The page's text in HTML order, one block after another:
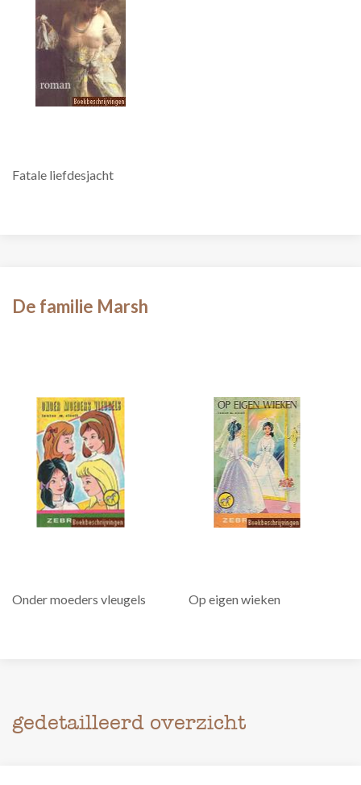
Fatale liefdesjacht
De familie Marsh
Onder moeders vleugels Op eigen wieken
gedetailleerd overzicht